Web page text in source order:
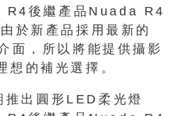
後繼產品Nuada R4
於新產品採用最新的
面，所以將能提供攝影
想的補光選擇。
出圓形LED柔光燈